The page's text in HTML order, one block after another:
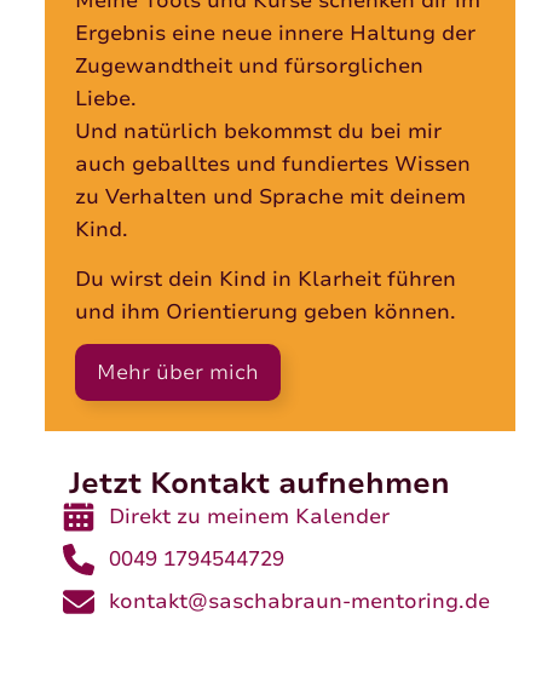
Ergebnis eine neue innere Haltung der
Zugewandtheit und fürsorglichen
Liebe.
Und natürlich bekommst du bei mir
auch geballtes und fundiertes Wissen
zu Verhalten und Sprache mit deinem
Kind.
Du wirst dein Kind in Klarheit führen
und ihm Orientierung geben können.
Mehr über mich
Jetzt Kontakt aufnehmen
Direkt zu meinem Kalender
0049 1794544729
kontakt@saschabraun-mentoring.de